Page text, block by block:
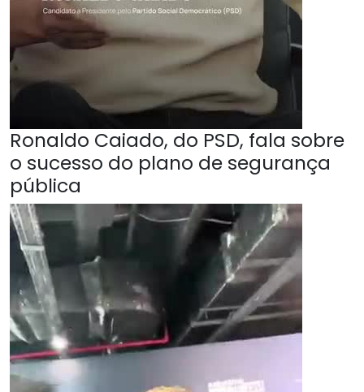
Ronaldo Caiado, do PSD, fala sobre
o sucesso do plano de segurança
pública